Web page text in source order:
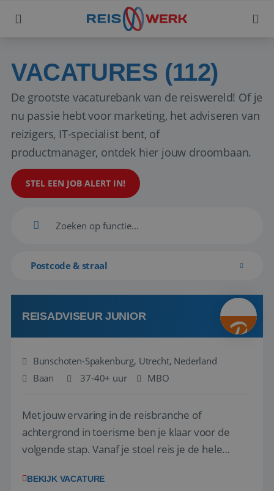
VACATURES (112)
De grootste vacaturebank van de reiswereld! Of je
nu passie hebt voor marketing, het adviseren van
reizigers, IT-specialist bent, of
productmanager, ontdek hier jouw droombaan.
STEL EEN JOB ALERT IN!
Postcode & straal
REISADVISEUR JUNIOR
Bunschoten-Spakenburg, Utrecht, Nederland
Baan
37-40+ uur MBO
Met jouw ervaring in de reisbranche of
achtergrond in toerisme ben je klaar voor de
volgende stap. Vanaf je stoel reis je de hele
wensen van je team, je klant en wat er in de
BEKIJK VACATURE